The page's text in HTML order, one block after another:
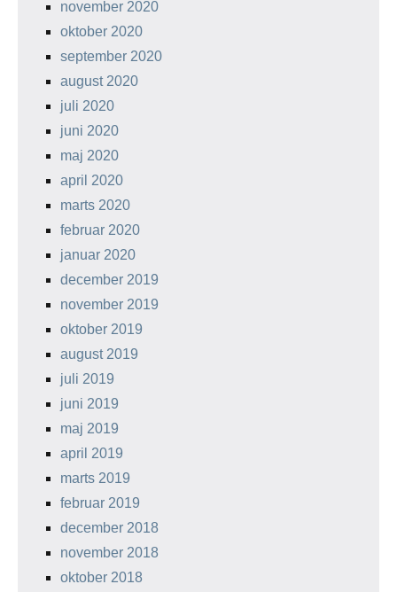
november 2020
oktober 2020
september 2020
august 2020
juli 2020
juni 2020
maj 2020
april 2020
marts 2020
februar 2020
januar 2020
december 2019
november 2019
oktober 2019
august 2019
juli 2019
juni 2019
maj 2019
april 2019
marts 2019
februar 2019
december 2018
november 2018
oktober 2018